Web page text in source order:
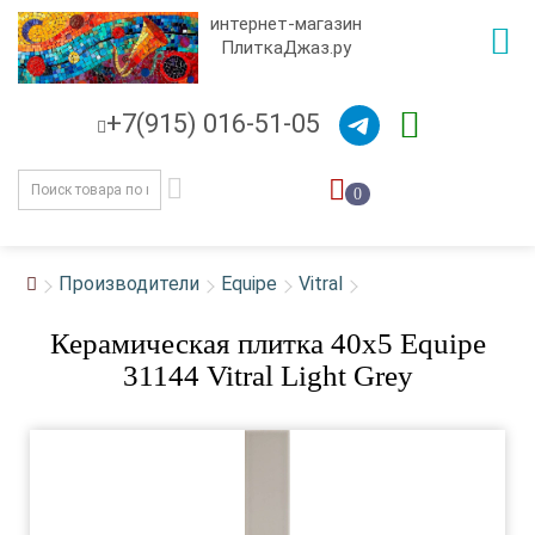
интернет-магазин
ПлиткаДжаз.ру
+7(915) 016-51-05
0
Производители Equipe Vitral
Керамическая плитка 40x5 Equipe
31144 Vitral Light Grey